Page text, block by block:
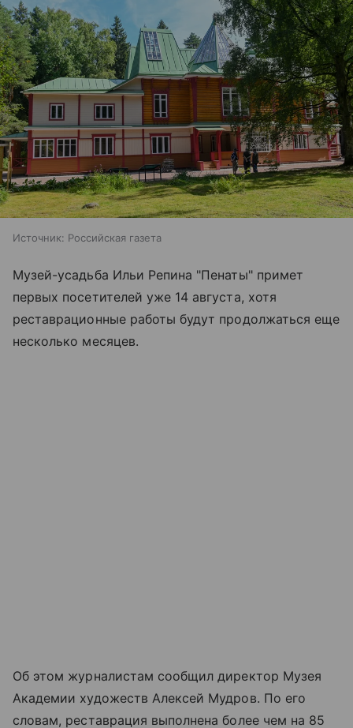
Источник: Российская газета
Музей-усадьба Ильи Репина "Пенаты" примет
первых посетителей уже 14 августа, хотя
реставрационные работы будут продолжаться еще
несколько месяцев.
Об этом журналистам сообщил директор Музея
Академии художеств Алексей Мудров. По его
словам, реставрация выполнена более чем на 85